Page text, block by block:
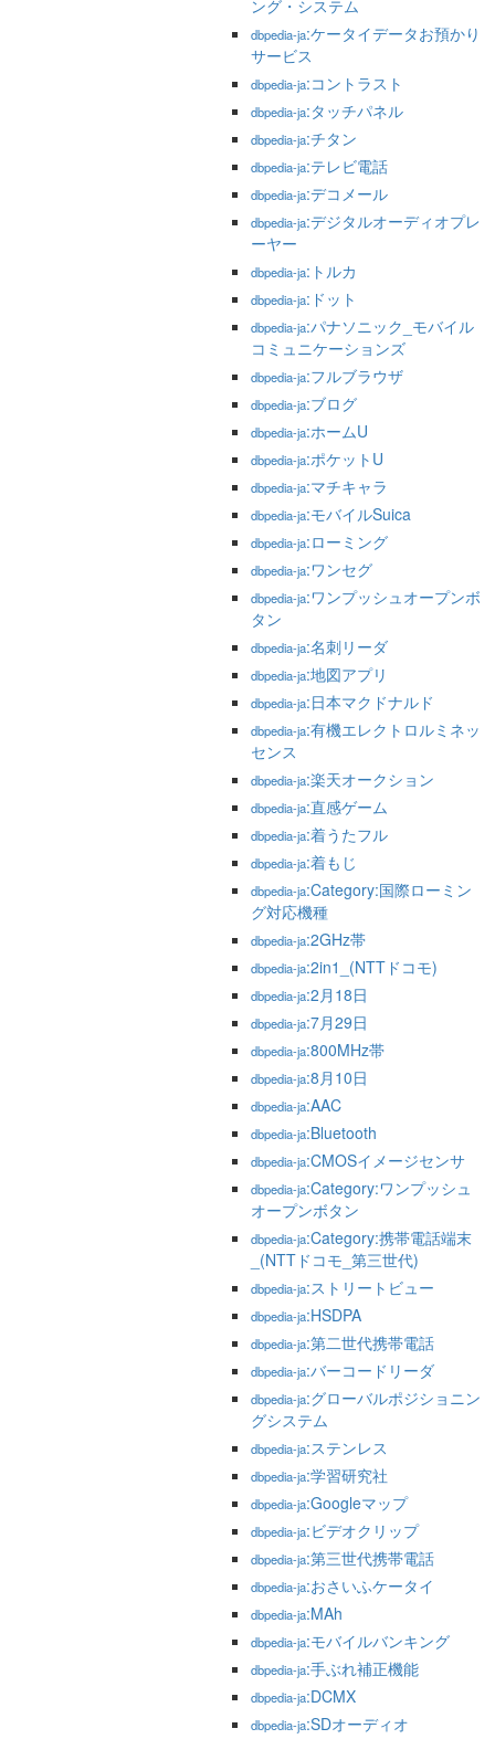
ング・システム
dbpedia-ja:ケータイデータお預かり
サービス
dbpedia-ja:コントラスト
dbpedia-ja:タッチパネル
dbpedia-ja:チタン
dbpedia-ja:テレビ電話
dbpedia-ja:デコメール
dbpedia-ja:デジタルオーディオプレ
ーヤー
dbpedia-ja:トルカ
dbpedia-ja:ドット
dbpedia-ja:パナソニック_モバイル
コミュニケーションズ
dbpedia-ja:フルブラウザ
dbpedia-ja:ブログ
dbpedia-ja:ホームU
dbpedia-ja:ポケットU
dbpedia-ja:マチキャラ
dbpedia-ja:モバイルSuica
dbpedia-ja:ローミング
dbpedia-ja:ワンセグ
dbpedia-ja:ワンプッシュオープンボ
タン
dbpedia-ja:名刺リーダ
dbpedia-ja:地図アプリ
dbpedia-ja:日本マクドナルド
dbpedia-ja:有機エレクトロルミネッ
センス
dbpedia-ja:楽天オークション
dbpedia-ja:直感ゲーム
dbpedia-ja:着うたフル
dbpedia-ja:着もじ
dbpedia-ja:Category:国際ローミン
グ対応機種
dbpedia-ja:2GHz帯
dbpedia-ja:2in1_(NTTドコモ)
dbpedia-ja:2月18日
dbpedia-ja:7月29日
dbpedia-ja:800MHz帯
dbpedia-ja:8月10日
dbpedia-ja:AAC
dbpedia-ja:Bluetooth
dbpedia-ja:CMOSイメージセンサ
dbpedia-ja:Category:ワンプッシュ
オープンボタン
dbpedia-ja:Category:携帯電話端末
_(NTTドコモ_第三世代)
dbpedia-ja:ストリートビュー
dbpedia-ja:HSDPA
dbpedia-ja:第二世代携帯電話
dbpedia-ja:バーコードリーダ
dbpedia-ja:グローバルポジショニン
グシステム
dbpedia-ja:ステンレス
dbpedia-ja:学習研究社
dbpedia-ja:Googleマップ
dbpedia-ja:ビデオクリップ
dbpedia-ja:第三世代携帯電話
dbpedia-ja:おさいふケータイ
dbpedia-ja:MAh
dbpedia-ja:モバイルバンキング
dbpedia-ja:手ぶれ補正機能
dbpedia-ja:DCMX
dbpedia-ja:SDオーディオ